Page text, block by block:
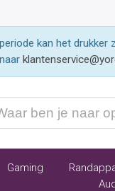
kan het
Gaming